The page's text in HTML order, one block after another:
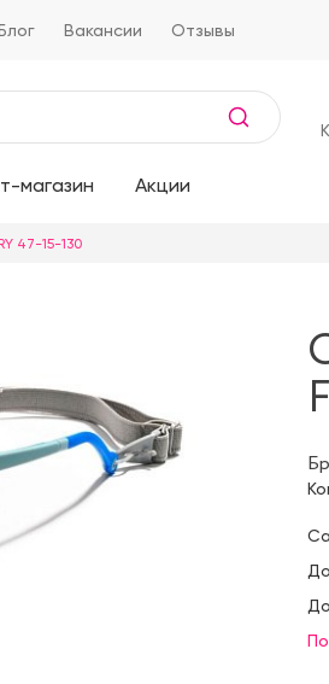
Вакансии Отзывы
магазин Акции
47-15-130